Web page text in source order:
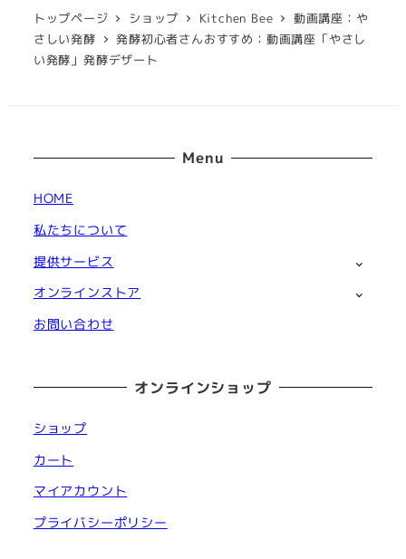
トップページ ショップ Kitchen Bee
動画講座：や
さしい発酵
発酵初心者さんおすすめ：動画講座「やさし
い発酵」発酵デザート
Menu
HOME
私たちについて
提供サービス
オンラインストア
お問い合わせ
オンラインショップ
ショップ
カート
マイアカウント
プライバシーポリシー